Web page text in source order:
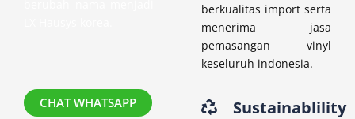
CHAT WHATSAPP
berkualitas import serta
menerima jasa
pemasangan vinyl
keseluruh indonesia.
Sustainablility